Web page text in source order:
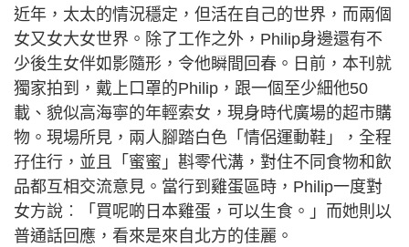
近年，太太的情況穩定，但活在自己的世界，而兩個
女又女大女世界。除了工作之外，Philip身邊還有不
少後生女伴如影隨形，令他瞬間回春。日前，本刊就
獨家拍到，戴上口罩的Philip，跟一個至少細他50
載、貌似高海寧的年輕索女，現身時代廣場的超市購
物。現場所見，兩人腳踏白色「情侶運動鞋」，全程
孖住行，並且「蜜蜜」斟零代溝，對住不同食物和飲
品都互相交流意見。當行到雞蛋區時，Philip一度對
女方說︰「買呢啲日本雞蛋，可以生食。」而她則以
普通話回應，看來是來自北方的佳麗。